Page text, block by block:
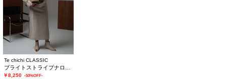
Te chichi CLASSIC
￥8,250 -50%OFF-